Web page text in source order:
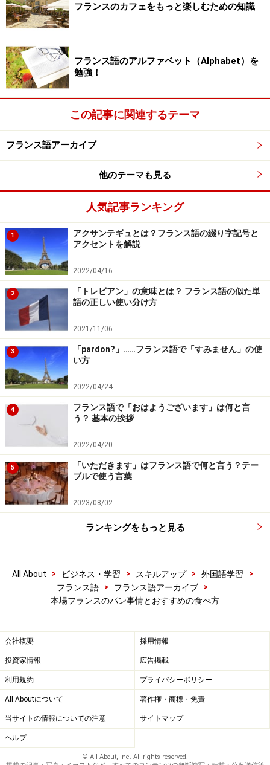
水分が飛んで固くなってしまったパンの再利用として有
名な調理法が、フレンチ・トーストです。フランス語で
は、
pain perdu（パン ペるデュー / 失われたパンの
意）として知られており、主にデザートとして親しまれ
ています。
固くなってしまったパンを牛乳と卵で生き返らせ、美味
生活の知恵とはあっぱれなもの。もう日本でも一般的で
すが、やはりおすすめです。
次のページでは、パンを買うときに使えるフランス語を
※記事内容は執筆時点のものです。最新の内容をご確認くださ
い。
フランスのカフェをもっと楽しむための知識
フランス語のアルファベット（Alphabet）を
勉強！
この記事に関連するテーマ
フランス語アーカイブ
他のテーマも見る
人気記事ランキング
1
アクサンテギュとは？フランス語の綴り字記号と
アクセントを解説
2022/04/16
2
「トレビアン」の意味とは？ フランス語の似た単
語の正しい使い分け方
2021/11/06
3
「pardon?」……フランス語で「すみません」の使
い方
2022/04/24
4
フランス語で「おはようございます」は何と言
う？ 基本の挨拶
2022/04/20
5
「いただきます」はフランス語で何と言う？テー
ブルで使う言葉
2023/08/02
ランキングをもっと見る
All About > ビジネス・学習 > スキルアップ > 外国語学習
>
フランス語
> フランス語アーカイブ
>
本場フランスのパン事情とおすすめの食べ方
会社概要 採用情報
投資家情報 広告掲載
利用規約 プライバシーポリシー
All Aboutについて 著作権・商標・免責
当サイトの情報についての注意 サイトマップ
ヘルプ
© All About, Inc. All rights reserved.